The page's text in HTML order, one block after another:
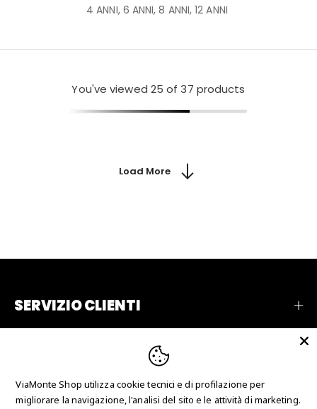
4 ANNI 6 ANNI 8 ANNI 12 ANNI
You've viewed 25 of 37 products
Load More
SERVIZIO CLIENTI
AZIENDA
CONTATTI
ViaMonte Shop utilizza cookie tecnici e di profilazione per
migliorare la navigazione, l'analisi del sito e le attività di marketing.